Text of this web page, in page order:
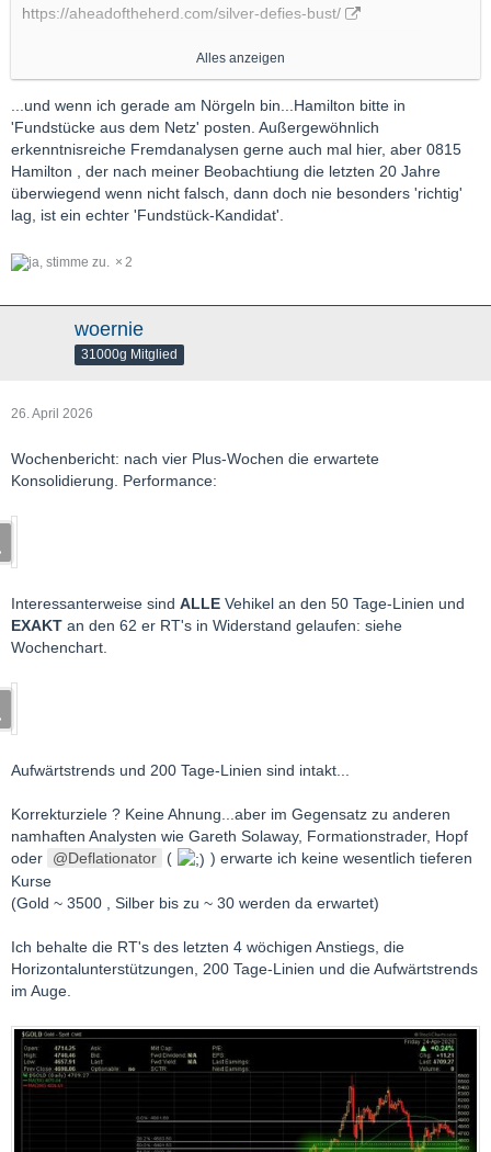
https://aheadoftheherd.com/silver-defies-bust/
Weiterhin gutes Gelingen
Gruss RS
Alles anzeigen
...und wenn ich gerade am Nörgeln bin...Hamilton bitte in
'Fundstücke aus dem Netz' posten. Außergewöhnlich
erkenntnisreiche Fremdanalysen gerne auch mal hier, aber 0815
Hamilton , der nach meiner Beobachtiung die letzten 20 Jahre
überwiegend wenn nicht falsch, dann doch nie besonders 'richtig'
lag, ist ein echter 'Fundstück-Kandidat'.
2
woernie
31000g Mitglied
26. April 2026
Wochenbericht: nach vier Plus-Wochen die erwartete
Konsolidierung. Performance:
Interessanterweise sind ALLE Vehikel an den 50 Tage-Linien und
EXAKT an den 62 er RT's in Widerstand gelaufen: siehe
Wochenchart.
Aufwärtstrends und 200 Tage-Linien sind intakt...
Korrekturziele ? Keine Ahnung...aber im Gegensatz zu anderen
namhaften Analysten wie Gareth Solaway, Formationstrader, Hopf
oder
Deflationator (
) erwarte ich keine wesentlich tieferen
Kurse
(Gold ~ 3500 , Silber bis zu ~ 30 werden da erwartet)
Ich behalte die RT's des letzten 4 wöchigen Anstiegs, die
Horizontalunterstützungen, 200 Tage-Linien und die Aufwärtstrends
im Auge.